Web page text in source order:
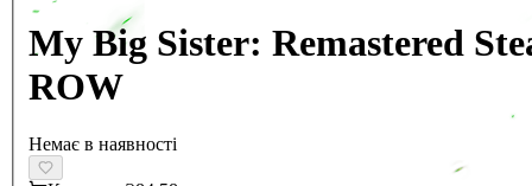
My Big Sister: Remastered
ROW
Немає в наявності